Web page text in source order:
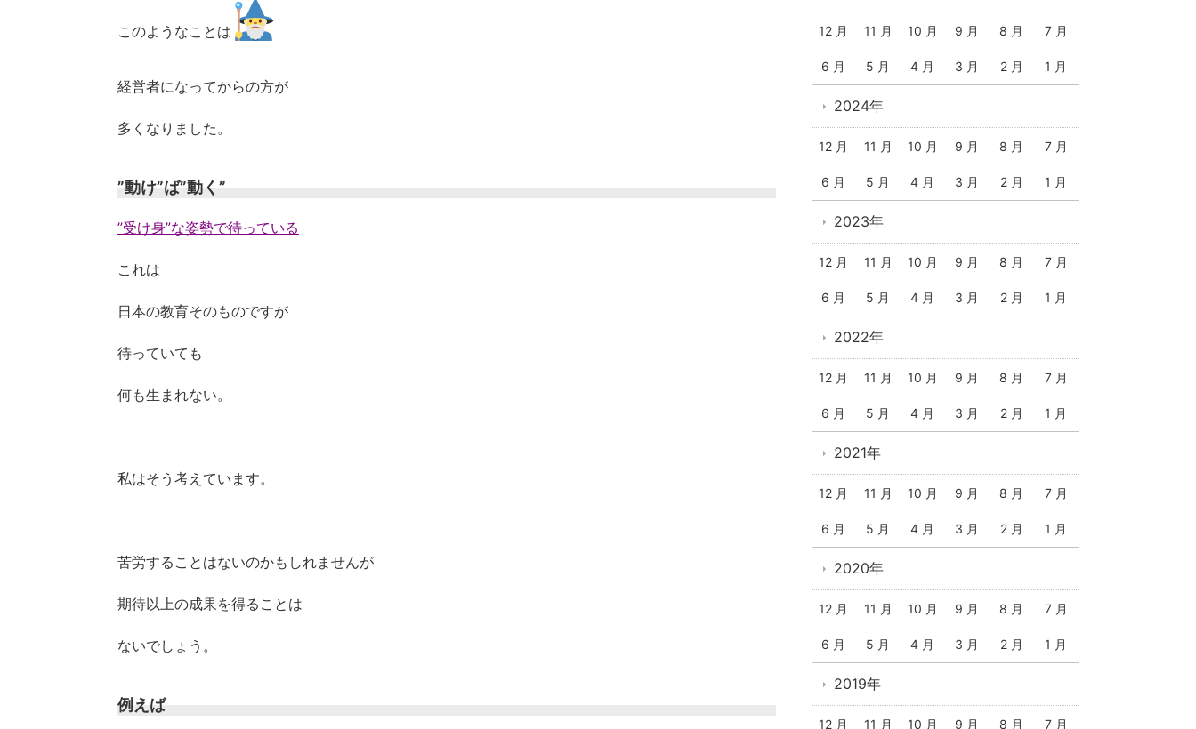
このようなことは
経営者になってからの方が
多くなりました。
”動け”ば”動く”
”受け身”な姿勢で待っている
これは
日本の教育そのものですが
待っていても
何も生まれない。
私はそう考えています。
苦労することはないのかもしれませんが
期待以上の成果を得ることは
ないでしょう。
例えば
12 月 11 月 10 月 9 月 8 月 7 月
6 月 5 月 4 月 3 月 2 月 1 月
2024年
12 月 11 月 10 月 9 月 8 月 7 月
6 月 5 月 4 月 3 月 2 月 1 月
2023年
12 月 11 月 10 月 9 月 8 月 7 月
6 月 5 月 4 月 3 月 2 月 1 月
2022年
12 月 11 月 10 月 9 月 8 月 7 月
6 月 5 月 4 月 3 月 2 月 1 月
2021年
12 月 11 月 10 月 9 月 8 月 7 月
6 月 5 月 4 月 3 月 2 月 1 月
2020年
12 月 11 月 10 月 9 月 8 月 7 月
6 月 5 月 4 月 3 月 2 月 1 月
2019年
12 月 11 月 10 月 9 月 8 月 7 月